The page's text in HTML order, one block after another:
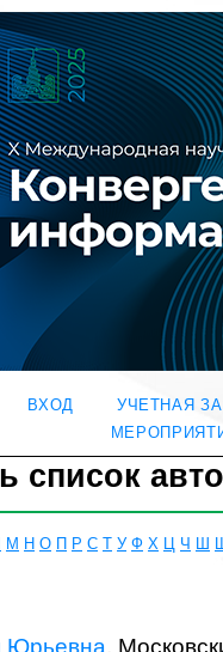
ВХОД
УЧЕТНАЯ
список
М Н О П Р С Т У Ф Х Ц Ч Ш
Юрьевна,